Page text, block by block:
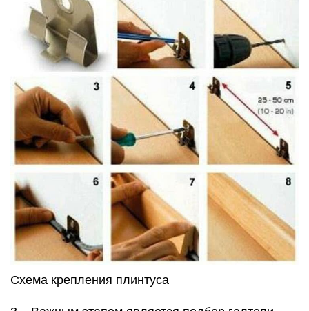
Схема крепления плинтуса